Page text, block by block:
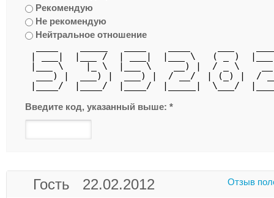
Рекомендую
Не рекомендую
Нейтральное отношение
| ___|  |___ /  | ___|  |___ \   ( _ )
|___ \    |_ \  |___ \    __) |  / _ \
___) |  ___) |  ___) |  / __/  | (_) |  /
|____/  |____/  |____/  |_____|  \___/
Введите код, указанный выше: *
Гость 22.02.2012 Отзыв